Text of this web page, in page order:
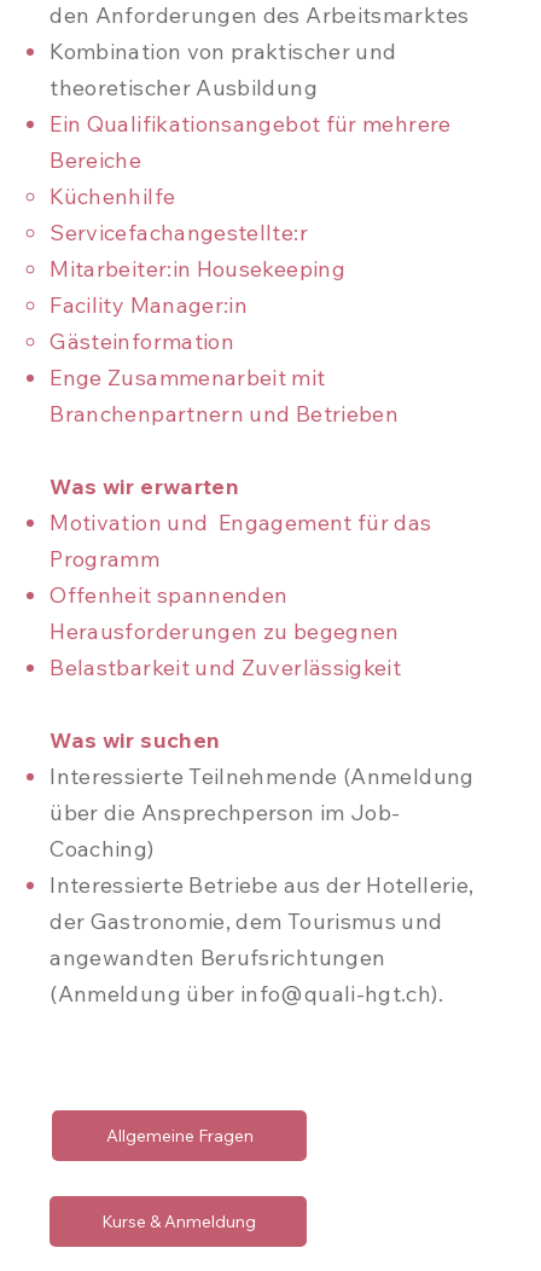
den Anforderungen des Arbeitsmarktes
Kombination von praktischer und
theoretischer Ausbildung
Ein Qualifikationsangebot für mehrere
Bereiche
Küchenhilfe
Servicefachangestellte:r
Mitarbeiter:in Housekeeping
Facility Manager:in
Gästeinformation
Enge Zusammenarbeit mit
Branchenpartnern und Betrieben
Was wir erwarten
Motivation und Engagement für das
Programm
Offenheit spannenden
Herausforderungen zu begegnen
Belastbarkeit und Zuverlässigkeit
Was wir suchen
Interessierte Teilnehmende (Anmeldung
über die Ansprechperson im Job-
Coaching)
Interessierte Betriebe aus der Hotellerie,
der Gastronomie, dem Tourismus und
angewandten Berufsrichtungen
(Anmeldung über info@quali-hgt.ch).
Kurse & Anmeldung
Allgemeine Fragen